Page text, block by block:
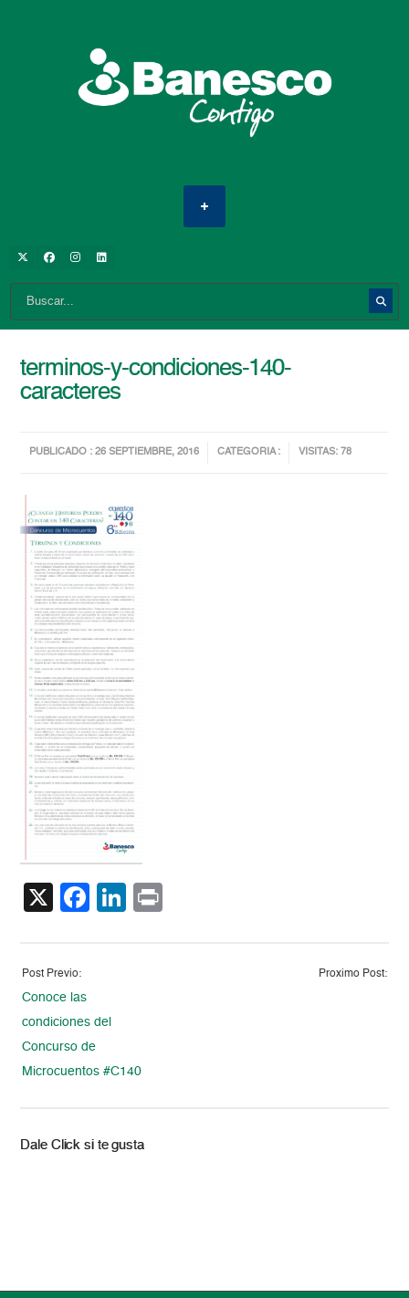
terminos-y-condiciones-140-
caracteres
PUBLICADO : 26 SEPTIEMBRE, 2016 CATEGORIA : VISITAS: 78
X Facebook
LinkedIn
Post Previo:
Conoce las
condiciones del
Concurso de
Microcuentos #C140
Proximo Post:
Dale Click si te gusta